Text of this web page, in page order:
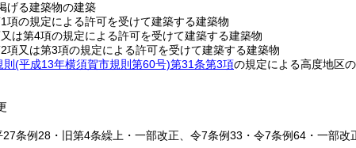
げる建築物の建築
項の規定による許可を受けて建築する建築物
は第4項の規定による許可を受けて建築する建築物
項又は第3項の規定による許可を受けて建築する建築物
則(平成13年横須賀市規則第60号)第31条第3項の規定による高度地区
条例28・旧第4条繰上・一部改正、令7条例33・令7条例64・一部改